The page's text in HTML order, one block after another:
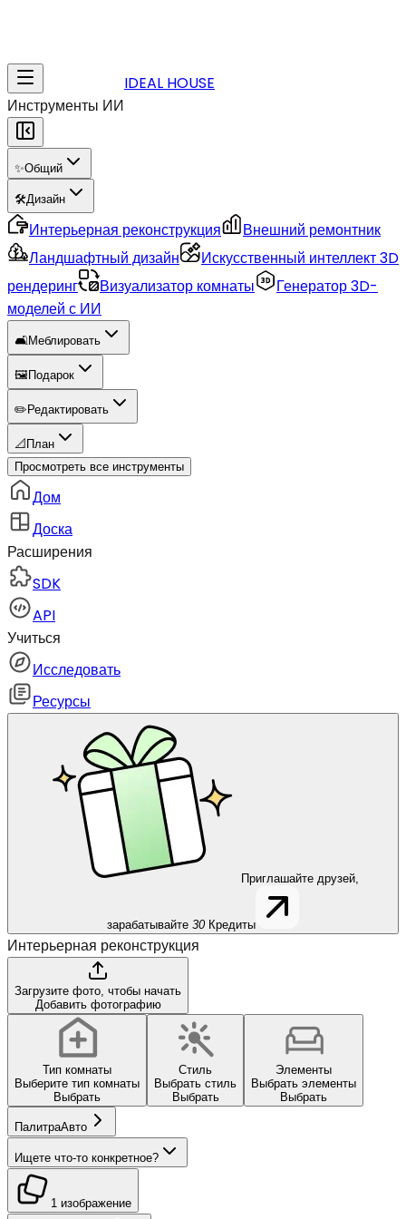
IDEAL HOUSE
Инструменты ИИ
✨Общий
🛠️Дизайн
Интерьерная реконструкция
Внешний ремонтник
Ландшафтный дизайн
Искусственный интеллект 3D
рендеринг
Визуализатор комнаты
Генератор 3D-
моделей с ИИ
🛋️Меблировать
🖼️ Подарок
✏️ Редактировать
📐 План
Просмотреть все инструменты
Дом
Доска
Расширения
SDK
API
Учиться
Исследовать
Ресурсы
Приглашайте друзей,
зарабатывайте 30 Кредиты
Интерьерная реконструкция
Загрузите фото, чтобы начать
Добавить фотографию
Тип комнаты
Выберите тип комнаты
Выбрать
Стиль
Выбрать стиль
Выбрать
Элементы
Выбрать элементы
Выбрать
ПалитраАвто
Ищете что-то конкретное?
1 изображение